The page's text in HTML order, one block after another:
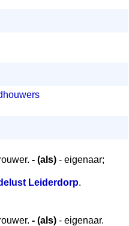
- (als) - eigenaar;
Leiderdorp.
- (als) - eigenaar.